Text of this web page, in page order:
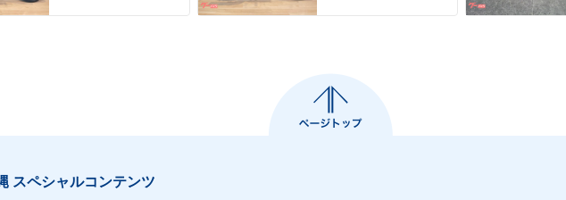
スペシャルコンテンツ